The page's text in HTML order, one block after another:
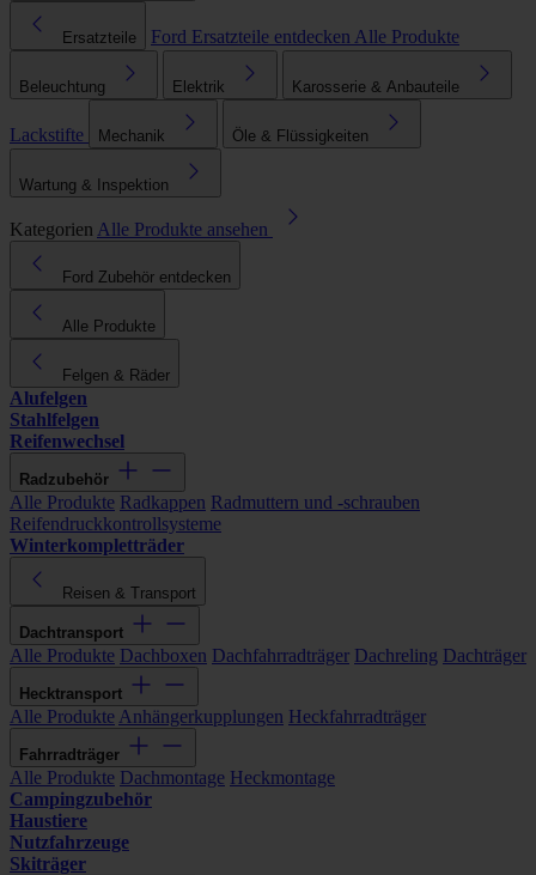
Ersatzteile Ford Ersatzteile entdecken Alle Produkte
Beleuchtung Elektrik Karosserie & Anbauteile
Lackstifte Mechanik Öle & Flüssigkeiten
Wartung & Inspektion
Kategorien Alle Produkte ansehen
Ford Zubehör entdecken
Alle Produkte
Felgen & Räder
Alufelgen
Stahlfelgen
Reifenwechsel
Radzubehör
Alle Produkte Radkappen Radmuttern und -schrauben
Reifendruckkontrollsysteme
Winterkompletträder
Reisen & Transport
Dachtransport
Alle Produkte Dachboxen Dachfahrradträger Dachreling Dachträger
Hecktransport
Alle Produkte Anhängerkupplungen Heckfahrradträger
Fahrradträger
Alle Produkte Dachmontage Heckmontage
Campingzubehör
Haustiere
Nutzfahrzeuge
Skiträger